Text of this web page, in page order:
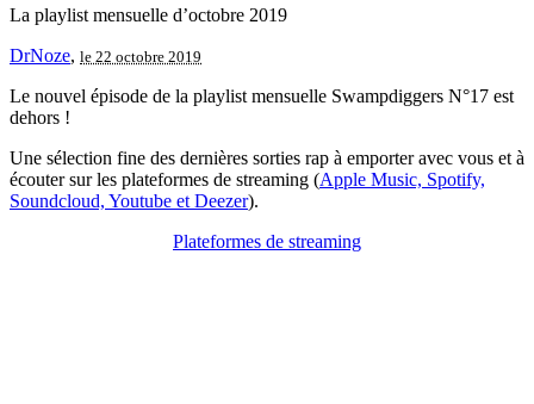
La playlist mensuelle d’octobre 2019
DrNoze, le 22 octobre 2019
Le nouvel épisode de la playlist mensuelle Swampdiggers N°17 est
dehors !
Une sélection fine des dernières sorties rap à emporter avec vous et à
écouter sur les plateformes de streaming (Apple Music, Spotify,
Soundcloud, Youtube et Deezer).
Plateformes de streaming